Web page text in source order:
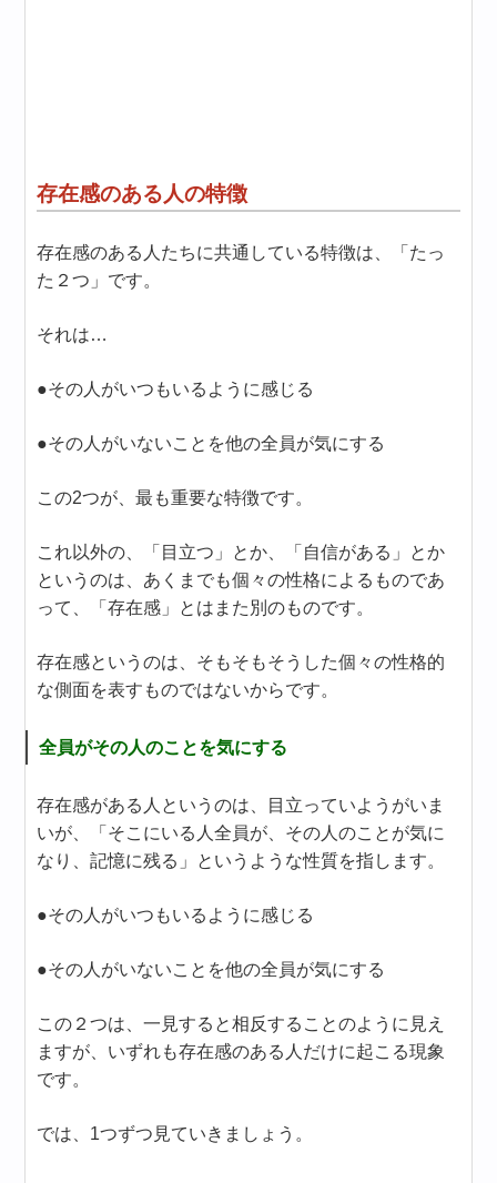
存在感のある人の特徴
存在感のある人たちに共通している特徴は、「たっ
た２つ」です。
それは…
●その人がいつもいるように感じる
●その人がいないことを他の全員が気にする
この2つが、最も重要な特徴です。
これ以外の、「目立つ」とか、「自信がある」とか
というのは、あくまでも個々の性格によるものであ
って、「存在感」とはまた別のものです。
存在感というのは、そもそもそうした個々の性格的
な側面を表すものではないからです。
全員がその人のことを気にする
存在感がある人というのは、目立っていようがいま
いが、「そこにいる人全員が、その人のことが気に
なり、記憶に残る」というような性質を指します。
●その人がいつもいるように感じる
●その人がいないことを他の全員が気にする
この２つは、一見すると相反することのように見え
ますが、いずれも存在感のある人だけに起こる現象
です。
では、1つずつ見ていきましょう。